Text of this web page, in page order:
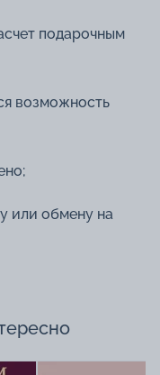
подарочным
возможность
или обмену на